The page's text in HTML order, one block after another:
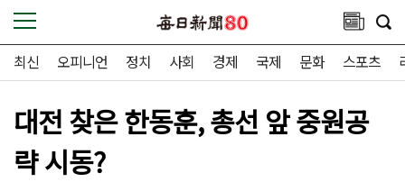
최신 오피니언 정치 사회 경제 국제 문화 스포츠
대전 찾은 한동훈, 총선 앞 중원공
략 시동?